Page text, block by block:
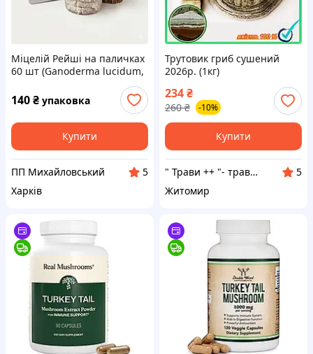
Міцелій Рейші на паличках
60 шт (Ganoderma lucidum,
лакований)
140₴ упаковка
Купити
ПП Михайловський
5
Харків
Трутовик гриб сушений
2026р. (1кг)
234₴
260 ₴ -10%
Купити
" Трави ++ "- трави,корiння,плоди,насiння,сухоцвiти
5
Житомир